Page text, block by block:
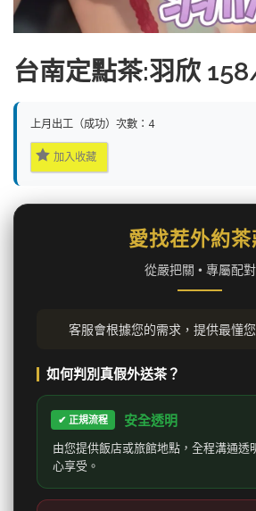
台南定點茶:羽欣
上月出工（成功）次數：4
加入收藏
愛找茬外約茶
從嚴把關 • 專屬配對
客服會根據您的需求，提供最懂
如何判別真假外送茶？
✔ 正規流程 安全透明
由您提供飯店或旅館地點，全程溝通透
心享受。